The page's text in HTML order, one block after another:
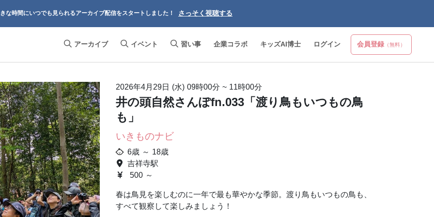
な時間にいつでも見られるアーカイブ配信をスタートしました！ さっそく視聴する
アーカイブ イベント 習い事 企業コラボ キッズAI博士 ログイン 会員登録（無料）
2026年4月29日 (水)09時00分 ~ 11時00分
井の頭自然さんぽfn.033「渡り鳥もいつもの鳥
も」
いきものナビ
6歳 ～ 18歳
吉祥寺駅
500 ～
春は鳥見を楽しむのに一年で最も華やかな季節。渡り鳥もいつもの鳥も、
すべて観察して楽しみましょう！